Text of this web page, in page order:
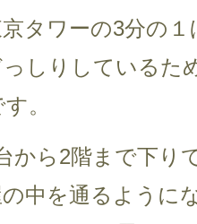
タワーの3分の
しりしているた
。
から2階まで下り
中を通るように